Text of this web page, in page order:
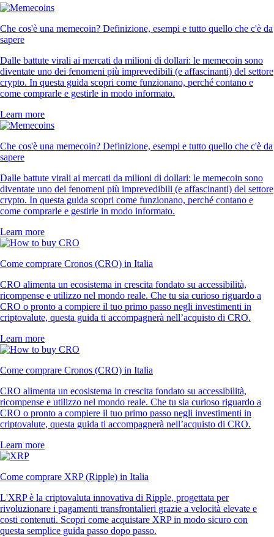
Che cos'è una memecoin? Definizione, esempi e tutto quello che c'è da
sapere
Dalle battute virali ai mercati da milioni di dollari: le memecoin sono
diventate uno dei fenomeni più imprevedibili (e affascinanti) del settore
crypto. In questa guida scopri come funzionano, perché contano e
come comprarle e gestirle in modo informato.
Learn more
Che cos'è una memecoin? Definizione, esempi e tutto quello che c'è da
sapere
Dalle battute virali ai mercati da milioni di dollari: le memecoin sono
diventate uno dei fenomeni più imprevedibili (e affascinanti) del settore
crypto. In questa guida scopri come funzionano, perché contano e
come comprarle e gestirle in modo informato.
Learn more
Come comprare Cronos (CRO) in Italia
CRO alimenta un ecosistema in crescita fondato su accessibilità,
ricompense e utilizzo nel mondo reale. Che tu sia curioso riguardo a
CRO o pronto a compiere il tuo primo passo negli investimenti in
criptovalute, questa guida ti accompagnerà nell’acquisto di CRO.
Learn more
Come comprare Cronos (CRO) in Italia
CRO alimenta un ecosistema in crescita fondato su accessibilità,
ricompense e utilizzo nel mondo reale. Che tu sia curioso riguardo a
CRO o pronto a compiere il tuo primo passo negli investimenti in
criptovalute, questa guida ti accompagnerà nell’acquisto di CRO.
Learn more
Come comprare XRP (Ripple) in Italia
L'XRP è la criptovaluta innovativa di Ripple, progettata per
rivoluzionare i pagamenti transfrontalieri grazie a velocità elevate e
costi contenuti. Scopri come acquistare XRP in modo sicuro con
questa semplice guida passo dopo passo.